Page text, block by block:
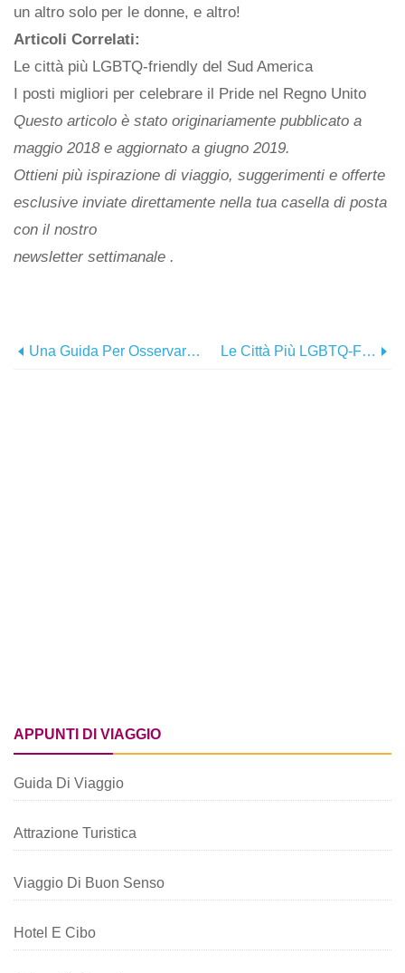
un altro solo per le donne, e altro!
Articoli Correlati:
Le città più LGBTQ-friendly del Sud America
I posti migliori per celebrare il Pride nel Regno Unito
Questo articolo è stato originariamente pubblicato a
maggio 2018 e aggiornato a giugno 2019.
Ottieni più ispirazione di viaggio, suggerimenti e offerte
esclusive inviate direttamente nella tua casella di posta
con il nostro
newsletter settimanale .
Una Guida Per Osservare Le Stelle Nella Valle Dell'Elqui Le Città Più LGBTQ-Friendly Del Sud America
APPUNTI DI VIAGGIO
Guida Di Viaggio
Attrazione Turistica
Viaggio Di Buon Senso
Hotel E Cibo